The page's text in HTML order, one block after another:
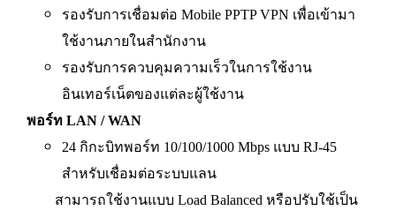
รองรับการเชื่อมต่อ Mobile PPTP VPN เพื่อเข้ามา
ใช้งานภายในสำนักงาน
รองรับการควบคุมความเร็วในการใช้งาน
อินเทอร์เน็ตของแต่ละผู้ใช้งาน
พอร์ท LAN / WAN
24 กิกะบิทพอร์ท 10/100/1000 Mbps แบบ RJ-45
สำหรับเชื่อมต่อระบบแลน
สามารถใช้งานแบบ Load Balanced หรือปรับใช้เป็น